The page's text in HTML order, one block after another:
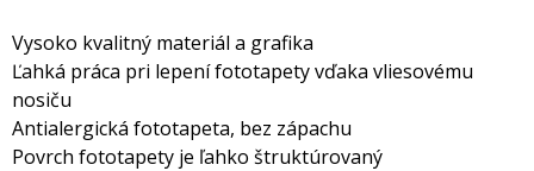
Vysoko kvalitný materiál a grafika
Ľahká práca pri lepení fototapety vďaka vliesovému
nosiču
Antialergická fototapeta, bez zápachu
Povrch fototapety je ľahko štruktúrovaný